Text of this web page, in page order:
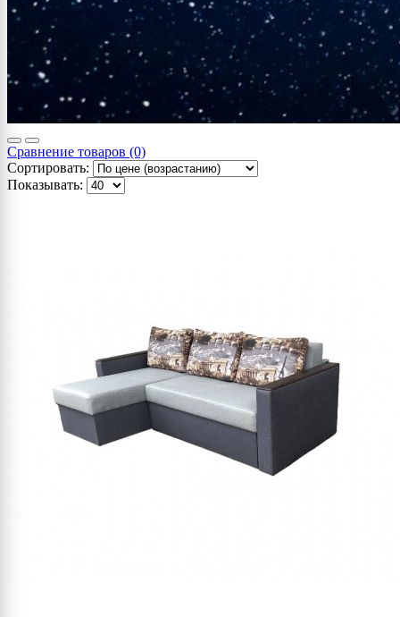
Сравнение товаров (0)
Сортировать:
Показывать: